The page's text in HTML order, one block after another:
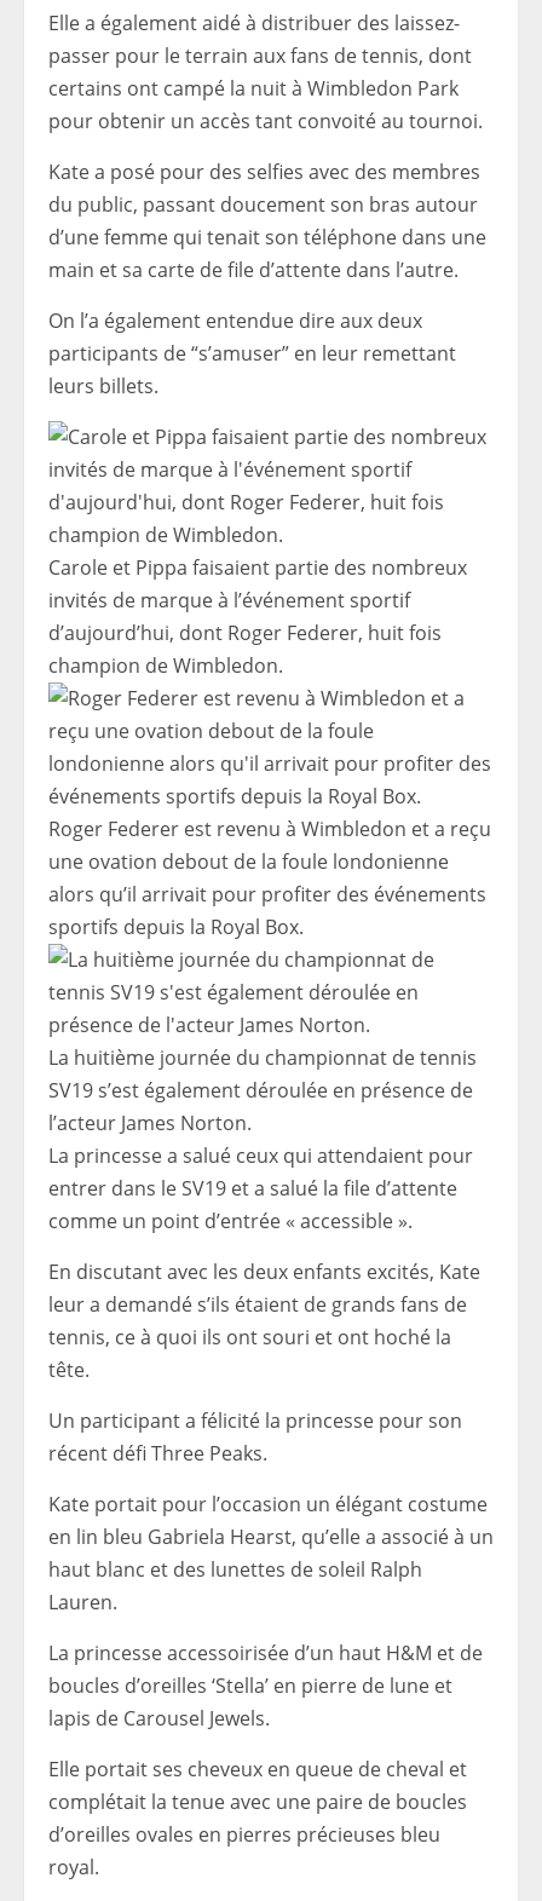
Elle a également aidé à distribuer des laissez-
passer pour le terrain aux fans de tennis, dont
certains ont campé la nuit à Wimbledon Park
pour obtenir un accès tant convoité au tournoi.
Kate a posé pour des selfies avec des membres
du public, passant doucement son bras autour
d’une femme qui tenait son téléphone dans une
main et sa carte de file d’attente dans l’autre.
On l’a également entendue dire aux deux
participants de “s’amuser” en leur remettant
leurs billets.
Carole et Pippa faisaient partie des nombreux
invités de marque à l’événement sportif
d’aujourd’hui, dont Roger Federer, huit fois
champion de Wimbledon.
Roger Federer est revenu à Wimbledon et a reçu
une ovation debout de la foule londonienne
alors qu’il arrivait pour profiter des événements
sportifs depuis la Royal Box.
La huitième journée du championnat de tennis
SV19 s’est également déroulée en présence de
l’acteur James Norton.
La princesse a salué ceux qui attendaient pour
entrer dans le SV19 et a salué la file d’attente
comme un point d’entrée « accessible ».
En discutant avec les deux enfants excités, Kate
leur a demandé s’ils étaient de grands fans de
tennis, ce à quoi ils ont souri et ont hoché la
tête.
Un participant a félicité la princesse pour son
récent défi Three Peaks.
Kate portait pour l’occasion un élégant costume
en lin bleu Gabriela Hearst, qu’elle a associé à un
haut blanc et des lunettes de soleil Ralph
Lauren.
La princesse accessoirisée d’un haut H&M et de
boucles d’oreilles ‘Stella’ en pierre de lune et
lapis de Carousel Jewels.
Elle portait ses cheveux en queue de cheval et
complétait la tenue avec une paire de boucles
d’oreilles ovales en pierres précieuses bleu
royal.